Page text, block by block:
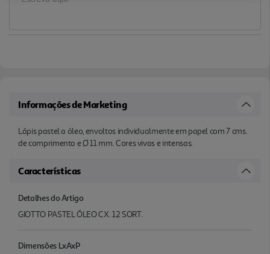
Informações de Marketing
Lápis pastel a óleo, envoltos individualmente em papel com 7 cms.
de comprimento e Ø 11 mm. Cores vivas e intensas.
Características
Detalhes do Artigo
GIOTTO PASTEL ÓLEO CX. 12 SORT.
Dimensões LxAxP